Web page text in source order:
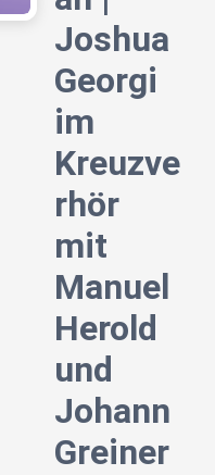
Joshua
Georgi
im
Kreuzve
rhör
mit
Manuel
Herold
und
Johann
Greiner